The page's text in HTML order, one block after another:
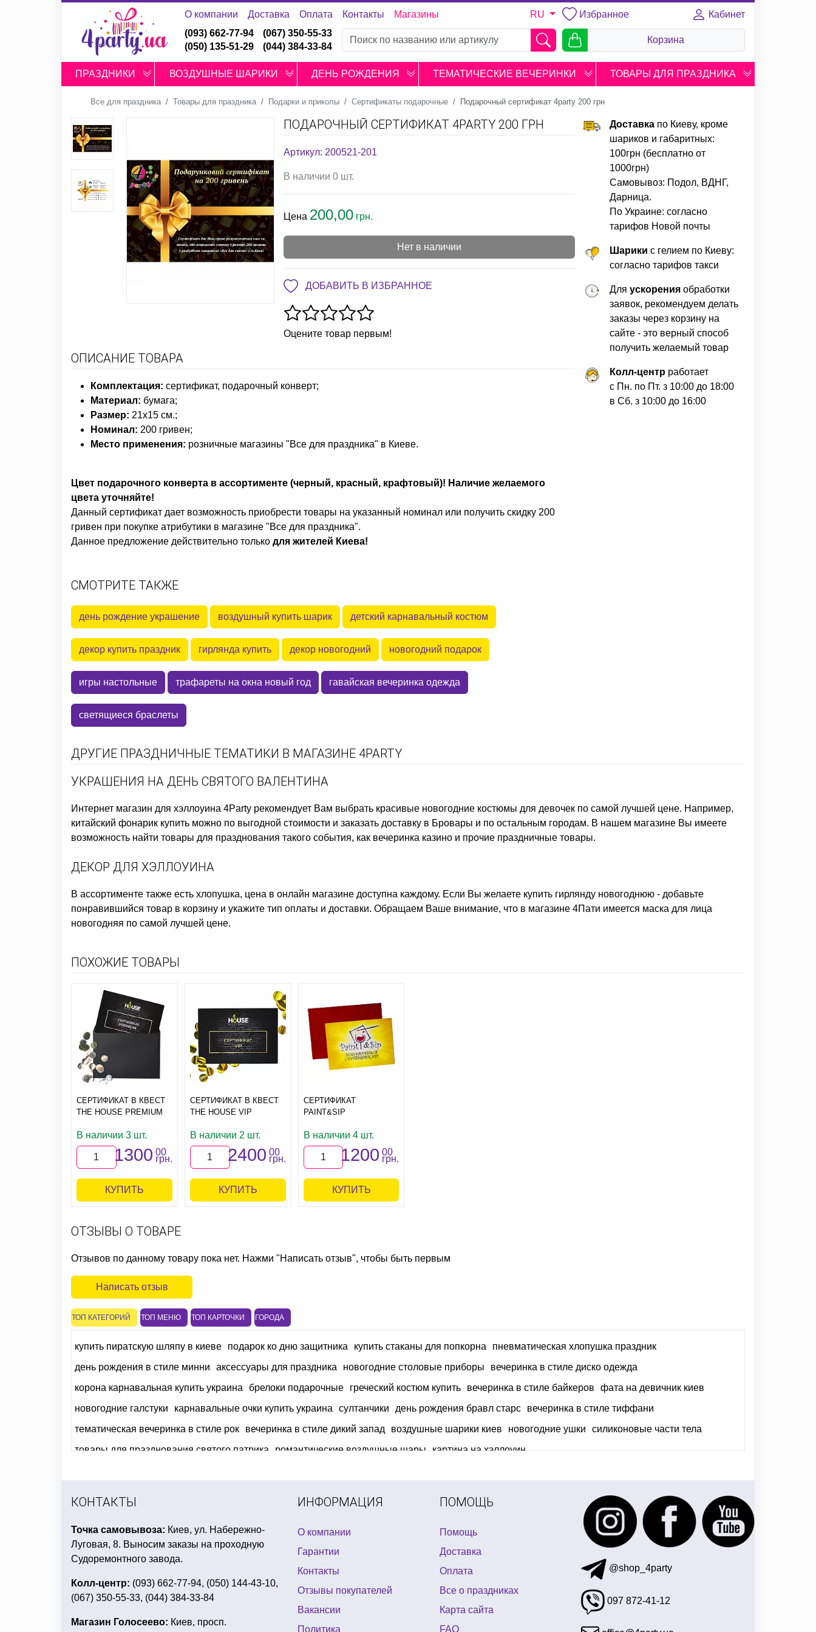
О компании Доставка Оплата Контакты Магазины RU Избранное
Кабинет
(093) 662-77-94
(050) 135-51-29
(067) 350-55-33
(044) 384-33-84
Корзина
ПРАЗДНИКИ ВОЗДУШНЫЕ ШАРИКИ ДЕНЬ РОЖДЕНИЯ ТЕМАТИЧЕСКИЕ ВЕЧЕРИНКИ ТОВАРЫ ДЛЯ ПРАЗДНИКА
Все для праздника Товары для праздника Подарки и приколы Сертификаты подарочные Подарочный сертификат 4party 200 грн
ПОДАРОЧНЫЙ СЕРТИФИКАТ 4PARTY 200 ГРН
Артикул: 200521-201
В наличии 0 шт.
Цена 200,00 грн.
Нет в наличии
ДОБАВИТЬ В ИЗБРАННОЕ
Оцените товар первым!
ОПИСАНИЕ ТОВАРА
Комплектация: сертификат, подарочный конверт;
Материал: бумага;
Размер: 21х15 см.;
Номинал: 200 гривен;
Место применения: розничные магазины "Все для праздника" в Киеве.
Цвет подарочного конверта в ассортименте (черный, красный, крафтовый)! Наличие желаемого
цвета уточняйте!
Данный сертификат дает возможность приобрести товары на указанный номинал или получить скидку 200
гривен при покупке атрибутики в магазине "Все для праздника".
Данное предложение действительно только для жителей Киева!
СМОТРИТЕ ТАКЖЕ
день рождение украшение воздушный купить шарик детский карнавальный костюм
декор купить праздник гирлянда купить декор новогодний новогодний подарок
игры настольные трафареты на окна новый год гавайская вечеринка одежда
светящиеся браслеты
Доставкапо Киеву, кроме
шариков и габаритных:
100грн (бесплатно от
1000грн)
Самовывоз: Подол, ВДНГ,
Дарница.
По Украине: согласно
тарифов Новой почты
Шарики с гелием по Киеву:
согласно тарифов такси
Для ускоренияобработки
заявок, рекомендуем делать
заказы через корзину на
сайте - это верный способ
получить желаемый товар
Колл-центрработает
с Пн. по Пт. з 10:00 до 18:00
в Сб. з 10:00 до 16:00
ДРУГИЕ ПРАЗДНИЧНЫЕ ТЕМАТИКИ В МАГАЗИНЕ 4PARTY
УКРАШЕНИЯ НА ДЕНЬ СВЯТОГО ВАЛЕНТИНА
Интернет магазин для хэллоуина 4Party рекомендует Вам выбрать красивые новогодние костюмы для девочек по самой лучшей цене. Например,
китайский фонарик купить можно по выгодной стоимости и заказать доставку в Бровары и по остальным городам. В нашем магазине Вы имеете
возможность найти товары для празднования такого события, как вечеринка казино и прочие праздничные товары.
ДЕКОР ДЛЯ ХЭЛЛОУИНА
В ассортименте также есть хлопушка, цена в онлайн магазине доступна каждому. Если Вы желаете купить гирлянду новогоднюю - добавьте
понравившийся товар в корзину и укажите тип оплаты и доставки. Обращаем Ваше внимание, что в магазине 4Пати имеется маска для лица
новогодняя по самой лучшей цене.
ПОХОЖИЕ ТОВАРЫ
СЕРТИФИКАТ В КВЕСТ
THE HOUSE PREMIUM
В наличии 3 шт.
1300 00
грн.
КУПИТЬ
СЕРТИФИКАТ В КВЕСТ
THE HOUSE VIP
В наличии 2 шт.
2400 00
грн.
КУПИТЬ
СЕРТИФИКАТ
PAINT&SIP
В наличии 4 шт.
1200 00
грн.
КУПИТЬ
ОТЗЫВЫ О ТОВАРЕ
Отзывов по данному товару пока нет. Нажми "Написать отзыв", чтобы быть первым
Написать отзыв
ТОП КАТЕГОРИЙ ТОП МЕНЮ ТОП КАРТОЧКИ ГОРОДА
купить пиратскую шляпу в киеве подарок ко дню защитника купить стаканы для попкорна
пневматическая хлопушка праздник
день рождения в стиле минни
аксессуары для праздника новогодние столовые приборы
вечеринка в стиле диско одежда
корона карнавальная купить украина
брелоки подарочные греческий костюм купить вечеринка в стиле байкеров
фата на девичник киев
новогодние галстуки
карнавальные очки купить украина султанчики день рождения бравл старс
вечеринка в стиле тиффани
тематическая вечеринка в стиле рок
вечеринка в стиле дикий запад воздушные шарики киев новогодние ушки
силиконовые части тела
товары для празднования святого патрика романтические воздушные шары картина на хэллоуин
КОНТАКТЫ
Точка самовывоза: Киев, ул. Набережно-
Луговая, 8. Выносим заказы на проходную
Судоремонтного завода.
Колл-центр: (093) 662-77-94, (050) 144-43-10,
(067) 350-55-33, (044) 384-33-84
Магазин Голосеево: Киев, просп.
ИНФОРМАЦИЯ
О компании
Гарантии
Контакты
Отзывы покупателей
Вакансии
Политика
ПОМОЩЬ
Помощь
Доставка
Оплата
Все о праздниках
Карта сайта
FAQ
@shop_4party
097 872-41-12